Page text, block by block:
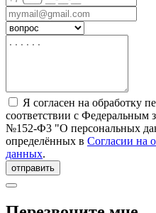
Я согласен на обработку
соответствии с Федеральным
№152-Ф3 "О персональных
определённых в Согласии на
данных.
отправить